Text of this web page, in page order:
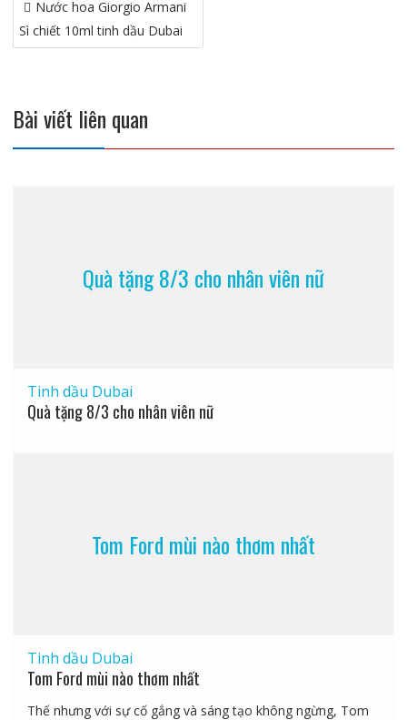
hướng
bài
Nước hoa Giorgio Armani
Sì chiết 10ml tinh dầu Dubai
Bài viết liên quan
Quà tặng 8/3 cho nhân viên nữ
Tinh dầu Dubai
Quà tặng 8/3 cho nhân viên nữ
Tom Ford mùi nào thơm nhất
Tinh dầu Dubai
Tom Ford mùi nào thơm nhất
Thế nhưng với sự cố gắng và sáng tạo không ngừng, Tom